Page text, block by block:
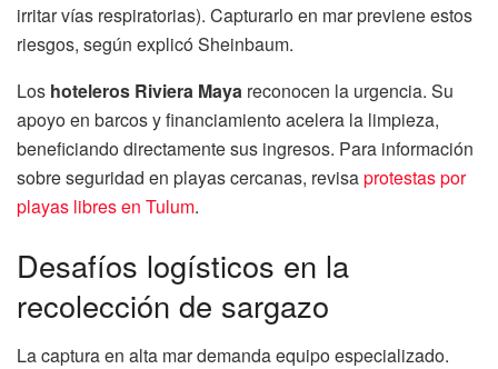
irritar vías respiratorias). Capturarlo en mar previene estos
riesgos, según explicó Sheinbaum.
Los hoteleros Riviera Maya reconocen la urgencia. Su
apoyo en barcos y financiamiento acelera la limpieza,
beneficiando directamente sus ingresos. Para información
sobre seguridad en playas cercanas, revisaprotestas por
playas libres en Tulum.
Desafíos logísticos en la
recolección de sargazo
La captura en alta mar demanda equipo especializado.